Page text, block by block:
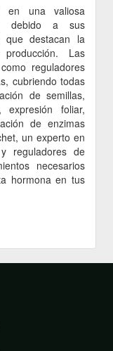
en una valiosa
debido a sus
que destacan la
Las
reguladores
cubriendo todas
de semillas,
expresión foliar,
de enzimas
un experto en
reguladores de
necesarios
hormona en tus